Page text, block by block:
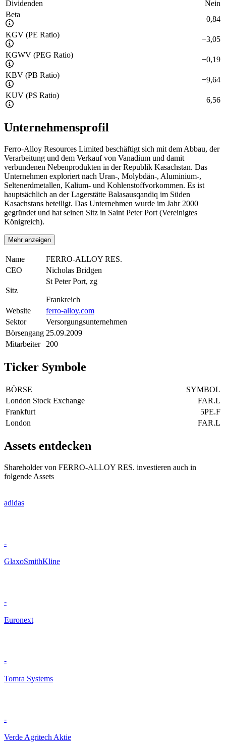
Dividenden
Nein
Beta
0,84
KGV (PE Ratio)
−3,05
KGWV (PEG Ratio)
−0,19
KBV (PB Ratio)
−9,64
KUV (PS Ratio)
6,56
Unternehmensprofil
Ferro-Alloy Resources Limited beschäftigt sich mit dem Abbau, der
Verarbeitung und dem Verkauf von Vanadium und damit
verbundenen Nebenprodukten in der Republik Kasachstan. Das
Unternehmen exploriert nach Uran-, Molybdän-, Aluminium-,
Seltenerdmetallen, Kalium- und Kohlenstoffvorkommen. Es ist
hauptsächlich an der Lagerstätte Balasausqandiq im Süden
Kasachstans beteiligt. Das Unternehmen wurde im Jahr 2000
gegründet und hat seinen Sitz in Saint Peter Port (Vereinigtes
Königreich).
Mehr anzeigen
Name
FERRO-ALLOY RES.
CEO
Nicholas Bridgen
Sitz
St Peter Port, zg
Frankreich
Website
ferro-alloy.com
Sektor
Versorgungsunternehmen
Börsengang 25.09.2009
Mitarbeiter
200
Ticker Symbole
BÖRSE
SYMBOL
London Stock Exchange
FAR.L
Frankfurt
5PE.F
London
FAR.L
Assets entdecken
Shareholder von FERRO-ALLOY RES. investieren auch in
folgende Assets
adidas
-
GlaxoSmithKline
-
Euronext
-
Tomra Systems
-
Verde Agritech Aktie